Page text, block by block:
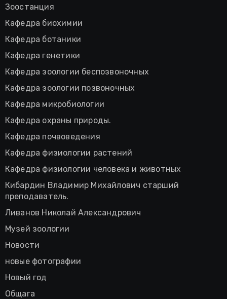
Зоостанция
Кафедра биохимии
Кафедра ботаники
Кафедра генетики
Кафедра зоологии беспозвоночных
Кафедра зоологии позвоночных
Кафедра микробиологии
Кафедра охраны природы.
Кафедра почвоведения
Кафедра физиологии растений
Кафедра физиологии человека и животных
Кибардин Владимир Михайлович старший
преподаватель.
Ливанов Николай Александрович
Музей зоологии
Новости
новые фотографии
Новый год
Общага